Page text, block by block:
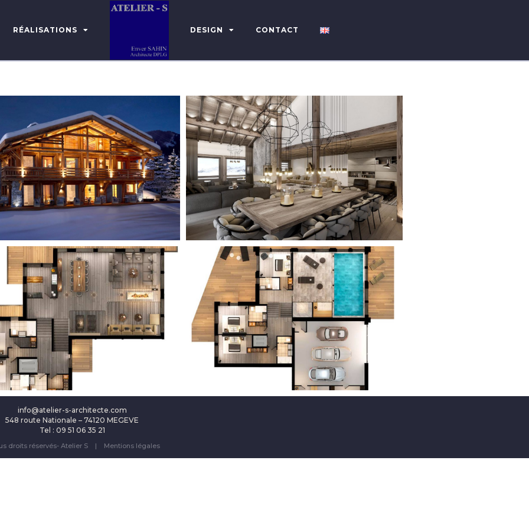
RÉALISATIONS DESIGN CONTACT
info@atelier-s-architecte.com
548 route Nationale – 74120 MEGEVE
Tel : 09 51 06 35 21
droits réservés- Atelier S | Mentions légales